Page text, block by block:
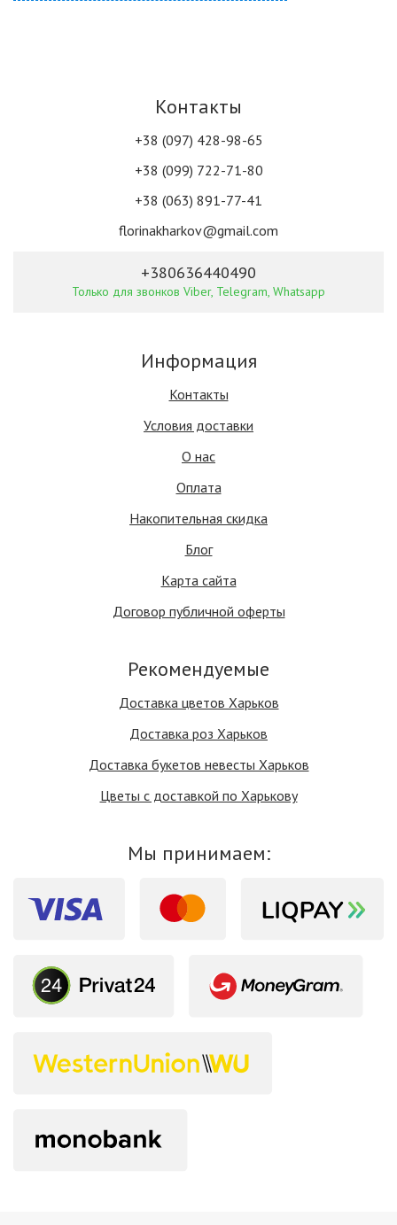
Контакты
+38 (097) 428-98-65
+38 (099) 722-71-80
+38 (063) 891-77-41
florinakharkov@gmail.com
+380636440490
Только для звонков Viber, Telegram, Whatsapp
Информация
Контакты
Условия доставки
О нас
Оплата
Накопительная скидка
Блог
Карта сайта
Договор публичной оферты
Рекомендуемые
Доставка цветов Харьков
Доставка роз Харьков
Доставка букетов невесты Харьков
Цветы с доставкой по Харькову
Мы принимаем: